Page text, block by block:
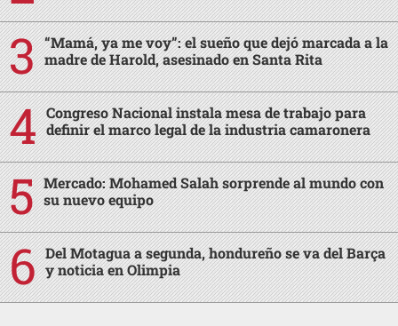
“Mamá, ya me voy”: el sueño que dejó marcada a la
madre de Harold, asesinado en Santa Rita
Congreso Nacional instala mesa de trabajo para
definir el marco legal de la industria camaronera
Mercado: Mohamed Salah sorprende al mundo con
su nuevo equipo
Del Motagua a segunda, hondureño se va del Barça
y noticia en Olimpia